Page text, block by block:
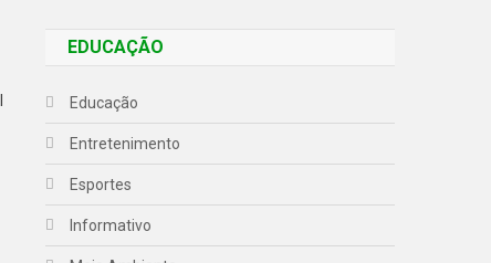
EDUCAÇÃO
Educação
Entretenimento
Esportes
Informativo